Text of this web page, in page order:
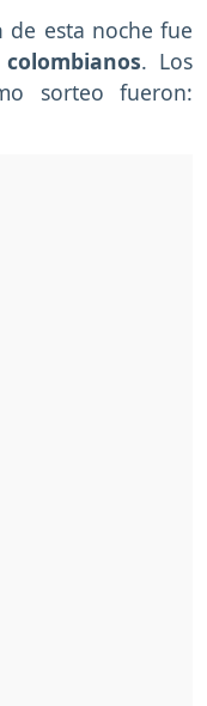
de esta noche fue
. Los
sorteo fueron: